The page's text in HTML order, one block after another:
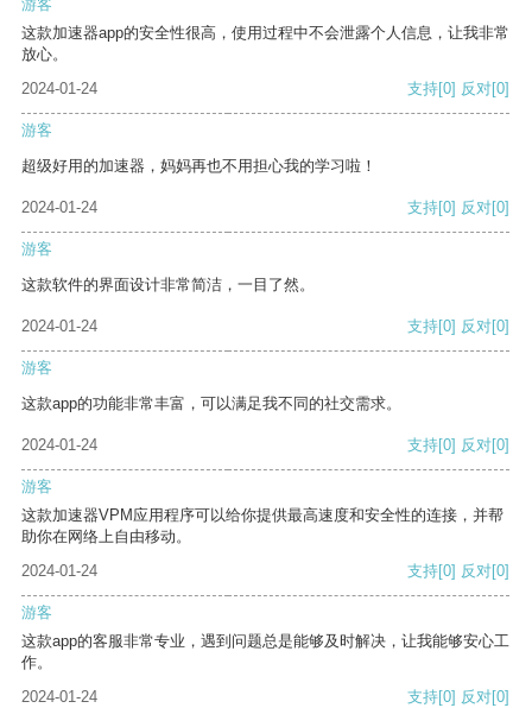
游客
这款加速器app的安全性很高，使用过程中不会泄露个人信息，让我非常
放心。
2024-01-24
支持[0] 反对[0]
游客
超级好用的加速器，妈妈再也不用担心我的学习啦！
2024-01-24 支持[0] 反对[0]
游客
这款软件的界面设计非常简洁，一目了然。
2024-01-24 支持[0] 反对[0]
游客
这款app的功能非常丰富，可以满足我不同的社交需求。
2024-01-24 支持[0] 反对[0]
游客
这款加速器VPM应用程序可以给你提供最高速度和安全性的连接，并帮
助你在网络上自由移动。
2024-01-24
支持[0] 反对[0]
游客
这款app的客服非常专业，遇到问题总是能够及时解决，让我能够安心工
作。
2024-01-24
支持[0] 反对[0]